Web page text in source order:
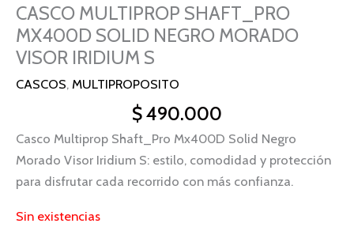
CASCO MULTIPROP SHAFT_PRO
MX400D SOLID NEGRO MORADO
VISOR IRIDIUM S
CASCOS, MULTIPROPOSITO
$490.000
Casco Multiprop Shaft_Pro Mx400D Solid Negro
Morado Visor Iridium S: estilo, comodidad y protección
para disfrutar cada recorrido con más confianza.
Sin existencias